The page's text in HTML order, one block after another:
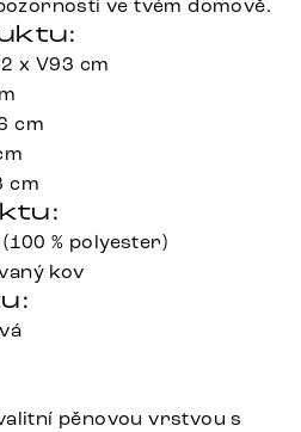
ve tvém domově.
x V93 cm
cm
cm
% polyester)
kov
pěnovou vrstvou s